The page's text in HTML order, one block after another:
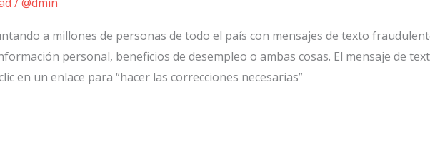
/@dmin
a millones de personas de todo el país con mensajes de texto
personal, beneficios de desempleo o ambas cosas. El mensaje de
en un enlace para “hacer las correcciones necesarias”